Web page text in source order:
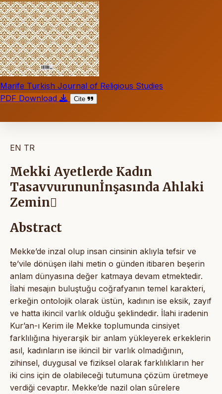
Marife Turkish Journal of Religious Studies
PDF Download
Cite
EN TR
Mekki Ayetlerde Kadın
Tasavvurununİnşasında Ahlaki
Zemin
Abstract
Mekke’de inzal olup insan cinsinin aklıyla tefsir ve
te’vile dönüşen ilahi metin o günden itibaren beşerin
anlam dünyasına değer katmaya devam etmektedir.
İlahi mesajın buluştuğu coğrafyanın temel karakteri,
erkeğin ontolojik olarak üstün, kadının ise eksik, zayıf
ve hatta ikincil varlık olduğu şeklindedir. İlahi iradenin
Kur’an-ı Kerim ile Mekke toplumunda cinsiyet
farklılığına hiyerarşik bir anlam yükleyerek erkeklerin
asıl, kadınların ise ikincil bir varlık olmadığının,
zihinsel, duygusal ve fiziksel olarak farklılıkların her
iki cins için de olabileceği tutumuna çözüm üretmeye
verdiği cevaptır. Mekke’de nazil olan sûrelere